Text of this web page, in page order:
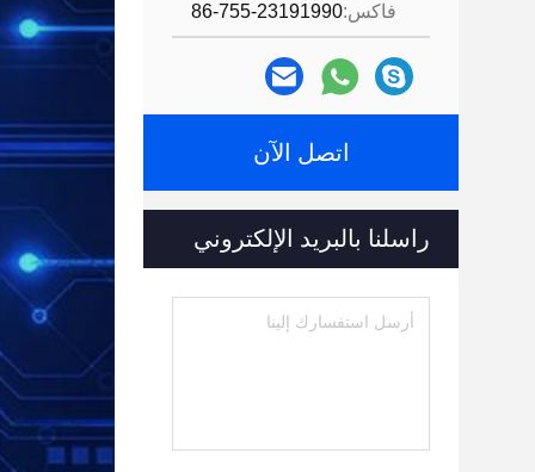
فاكس:86-755-23191990
اتصل الآن
راسلنا بالبريد الإلكتروني